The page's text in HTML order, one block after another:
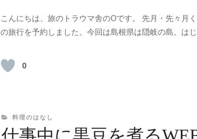
こんにちは、旅のトラウマ舎のOです。 先月・先々月
の旅行を予約しました。今回は島根県は隠岐の島。はじ
0
CATEGORIES
料理のはなし